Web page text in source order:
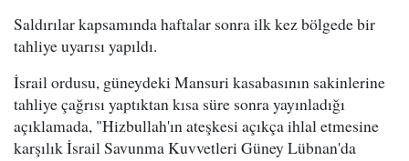
Saldırılar kapsamında haftalar sonra ilk kez bölgede bir
tahliye uyarısı yapıldı.
İsrail ordusu, güneydeki Mansuri kasabasının sakinlerine
tahliye çağrısı yaptıktan kısa süre sonra yayınladığı
açıklamada, "Hizbullah'ın ateşkesi açıkça ihlal etmesine
karşılık İsrail Savunma Kuvvetleri Güney Lübnan'da